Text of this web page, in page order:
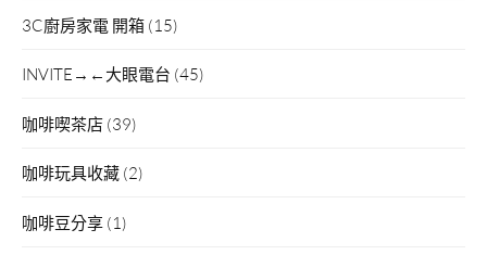
3C廚房家電 開箱 (15)
INVITE→←大眼電台 (45)
咖啡喫茶店 (39)
咖啡玩具收藏 (2)
咖啡豆分享 (1)